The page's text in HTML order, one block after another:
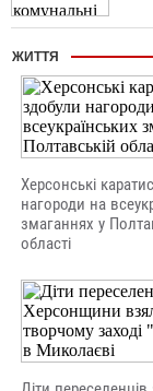
ЖИТТЯ
Херсонські
нагороди на
змаганнях у
області